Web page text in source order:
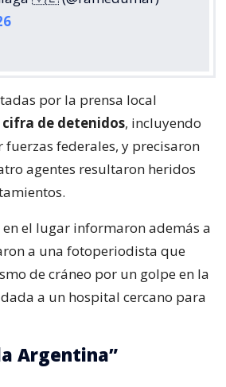
por la prensa local
cifra de detenidos, incluyendo
federales, y precisaron
agentes resultaron heridos
en el lugar informaron además a
a una fotoperiodista que
de cráneo por un golpe en la
a un hospital cercano para
Argentina”